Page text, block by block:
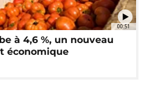
00:51
à 4,6 %, un nouveau
économique